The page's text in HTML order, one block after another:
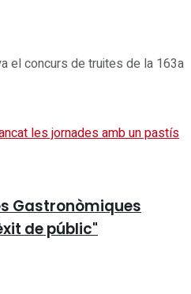
el concurs de truites de la 163a
Gastronòmiques
de públic"